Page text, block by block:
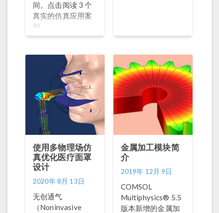
间。点击阅读 3 个
真实的仿真应用案
例。
使用多物理场仿
真优化医疗面罩
设计
2020年 8月 13日
无创通气
（Noninvasive
金属加工模块简
介
2019年 12月 9日
COMSOL
Multiphysics® 5.5
版本新增的金属加